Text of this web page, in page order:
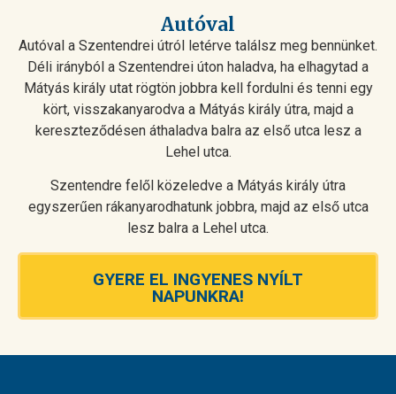
Autóval
Autóval a Szentendrei útról letérve találsz meg bennünket.
Déli irányból a Szentendrei úton haladva, ha elhagytad a
Mátyás király utat rögtön jobbra kell fordulni és tenni egy
kört, visszakanyarodva a Mátyás király útra, majd a
kereszteződésen áthaladva balra az első utca lesz a
Lehel utca.
Szentendre felől közeledve a Mátyás király útra
egyszerűen rákanyarodhatunk jobbra, majd az első utca
lesz balra a Lehel utca.
GYERE EL INGYENES NYÍLT
NAPUNKRA!